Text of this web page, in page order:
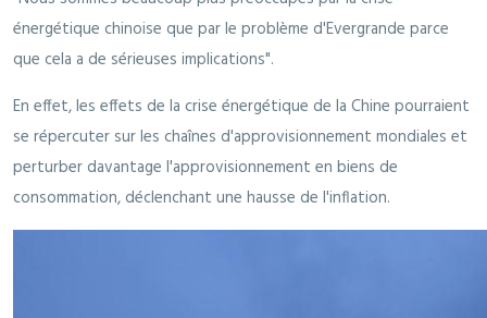
énergétique chinoise que par le problème d'Evergrande parce
que cela a de sérieuses implications".
En effet, les effets de la crise énergétique de la Chine pourraient
se répercuter sur les chaînes d'approvisionnement mondiales et
perturber davantage l'approvisionnement en biens de
consommation, déclenchant une hausse de l'inflation.